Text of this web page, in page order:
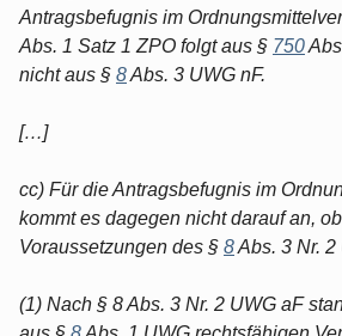
Antragsbefugnis im
Abs. 1 Satz 1 ZPO folgt aus § 750
nicht aus § 8Abs. 3 UWG nF.
[…]
cc) Für die Antragsbefugnis im
kommt es dagegen nicht darauf an,
Voraussetzungen des § 8Abs. 3 Nr.
(1) Nach § 8 Abs. 3 Nr. 2 UWG aF